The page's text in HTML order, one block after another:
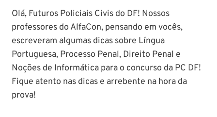
Olá, Futuros Policiais Civis do DF! Nossos
professores do AlfaCon, pensando em vocês,
escreveram algumas dicas sobre Língua
Portuguesa, Processo Penal, Direito Penal e
Noções de Informática para o concurso da PC DF!
Fique atento nas dicas e arrebente na hora da
prova!